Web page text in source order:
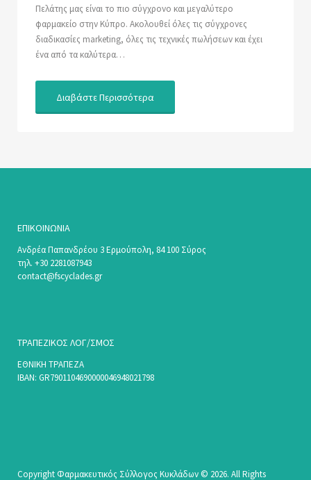
Πελάτης μας είναι το πιο σύγχρονο και μεγαλύτερο
φαρμακείο στην Κύπρο. Ακολουθεί όλες τις σύγχρονες
διαδικασίες marketing, όλες τις τεχνικές πωλήσεων και έχει
ένα από τα καλύτερα…
Διαβάστε Περισσότερα
ΕΠΙΚΟΙΝΩΝΊΑ
Ανδρέα Παπανδρέου 3 Ερμούπολη, 84 100 Σύρος
τηλ. +30 2281087943
contact@fscyclades.gr
ΤΡΑΠΕΖΙΚΟΣ ΛΟΓ/ΣΜΟΣ
ΕΘΝΙΚΗ ΤΡΑΠΕΖΑ
ΙΒΑΝ: GR7901104690000046948021798
Copyright Φαρμακευτικός Σύλλογος Κυκλάδων © 2026. All Rights